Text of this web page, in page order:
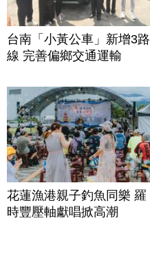
台南「小黃公車」新增3路
線 完善偏鄉交通運輸
花蓮漁港親子釣魚同樂 羅
時豐壓軸獻唱掀高潮